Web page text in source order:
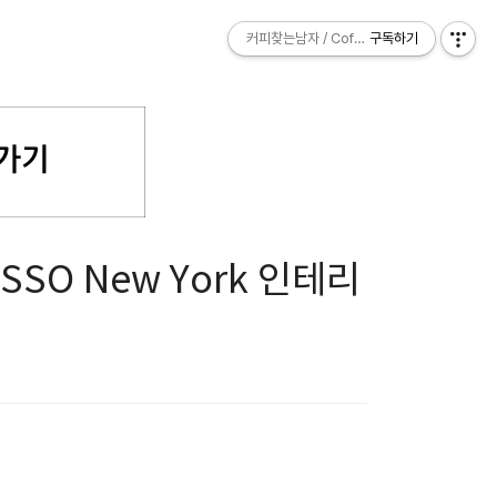
커피찾는남자 / Coffee Explorer
구독하기
New York 인테리
커피찾는남자 / Coffee Explorer
구독하기